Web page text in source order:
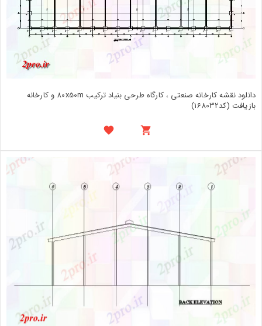
دانلود نقشه کارخانه صنعتی ، کارگاه طرحی بنیاد ترکیب 80x50m و کارخانه
بازیافت (کد168032)